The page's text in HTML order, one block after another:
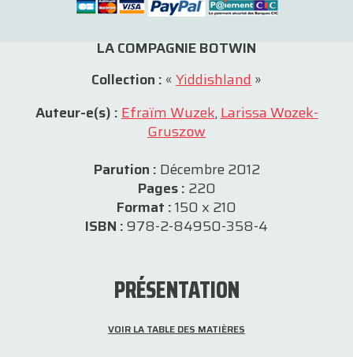
LA COMPAGNIE BOTWIN
Collection : « Yiddishland»
Auteur-e(s) :Efraïm Wuzek,Larissa Wozek-
Gruszow
Parution : Décembre 2012
Pages : 220
Format :150 x 210
ISBN :978-2-84950-358-4
PRÉSENTATION
VOIR LA TABLE DES MATIÈRES